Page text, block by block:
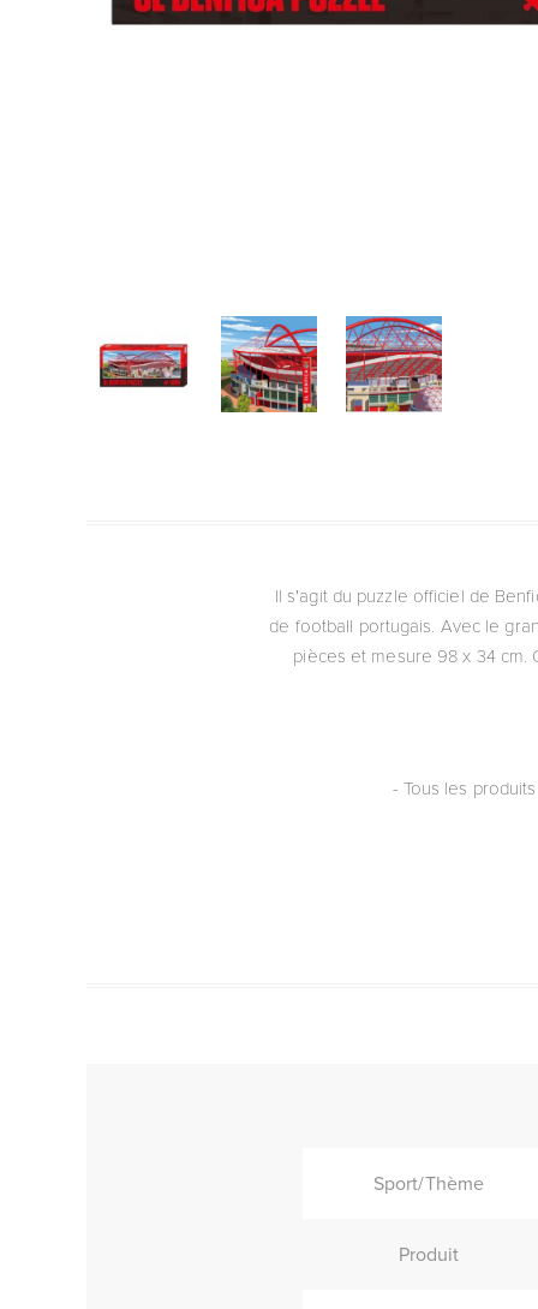
Il s'agit du puzzle officiel de
de football portugais. Avec le
pièces et mesure 98 x 34 cm.
- Tous les
Sport/Thème
Produit